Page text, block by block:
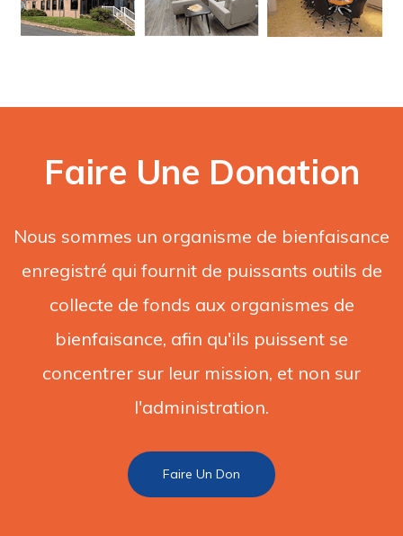
Faire Une Donation
Nous sommes un organisme de bienfaisance
enregistré qui fournit de puissants outils de
collecte de fonds aux organismes de
bienfaisance, afin qu'ils puissent se
concentrer sur leur mission, et non sur
l'administration.
Faire Un Don